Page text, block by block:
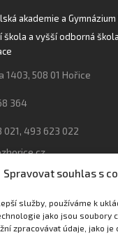
Spravovat souhlas s
služby, používáme k
jako jsou soubory
zpracovávat údaje, jako je
akademie a Gymnázium
škola a vyšší odborná
1403, 508 01 Hořice
364
021, 493 623 022
One s.r.o. IČO: